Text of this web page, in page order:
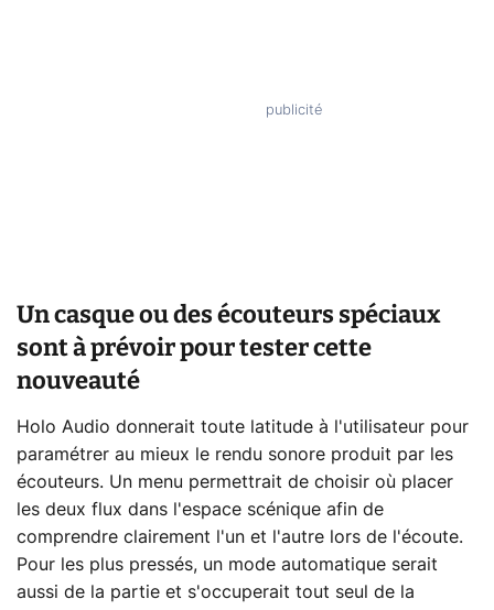
Un casque ou des écouteurs spéciaux
sont à prévoir pour tester cette
nouveauté
Holo Audio donnerait toute latitude à l'utilisateur pour
paramétrer au mieux le rendu sonore produit par les
écouteurs. Un menu permettrait de choisir où placer
les deux flux dans l'espace scénique afin de
comprendre clairement l'un et l'autre lors de l'écoute.
Pour les plus pressés, un mode automatique serait
aussi de la partie et s'occuperait tout seul de la